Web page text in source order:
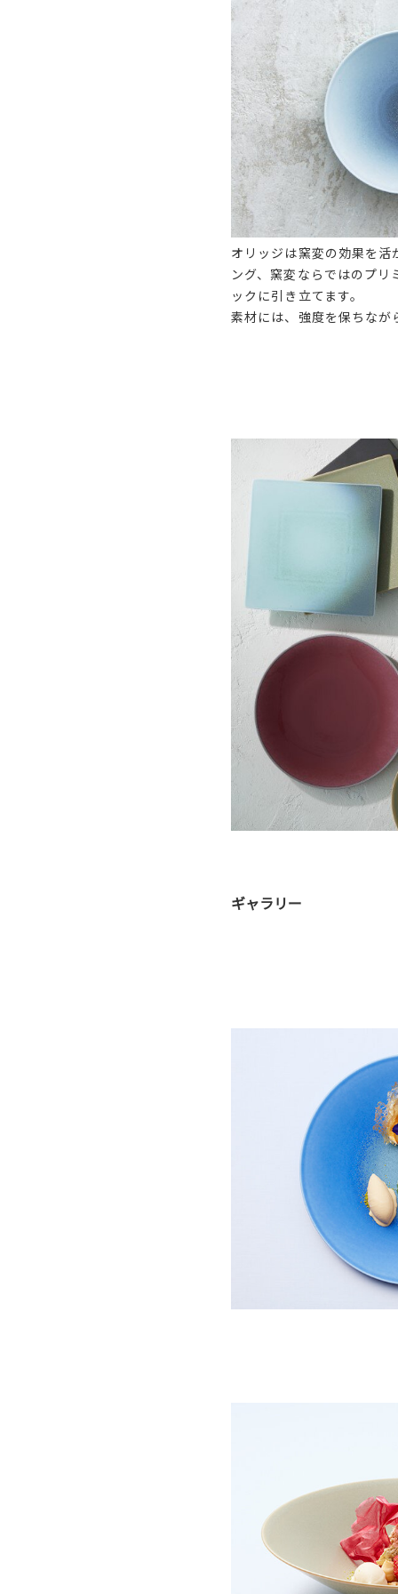
オリッジは窯変の効果を
ング、窯変ならではのプ
ックに引き立てます。
素材には、強度を保ちな
ギャラリー